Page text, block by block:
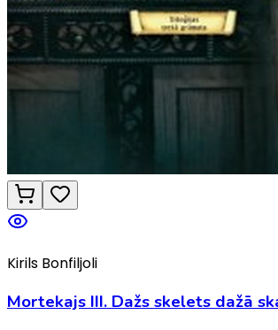
Kirils Bonfiljoli
Mortekajs III. Dažs skelets dažā